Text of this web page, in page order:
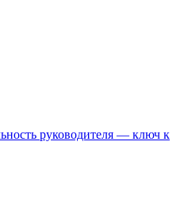
руководителя — ключ к